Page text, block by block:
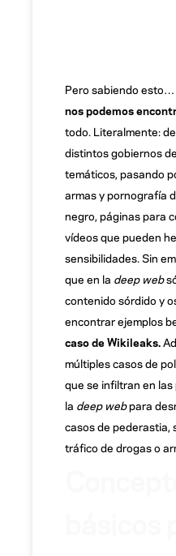
Pero sabiendo esto…
nos podemos
todo. Literalmente:
distintos gobiernos
temáticos, pasando
armas y pornografía
negro, páginas para
vídeos que pueden
sensibilidades. Sin
que en la deep web
contenido sórdido y
encontrar ejemplos
caso de Wikileaks.
múltiples casos de
que se infiltran en
la deep webpara
casos de pederastia,
tráfico de drogas o